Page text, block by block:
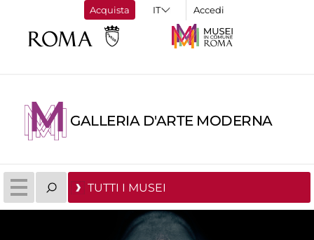
Acquista Accedi
GALLERIA D'ARTE MODERNA
TUTTI I MUSEI